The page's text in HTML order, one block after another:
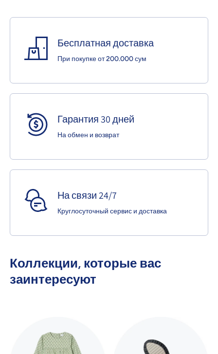
Бесплатная доставка
При покупке от 200.000 сум
Гарантия 30 дней
На обмен и возврат
На связи 24/7
Круглосуточный сервис и доставка
Коллекции, которые вас
заинтересуют